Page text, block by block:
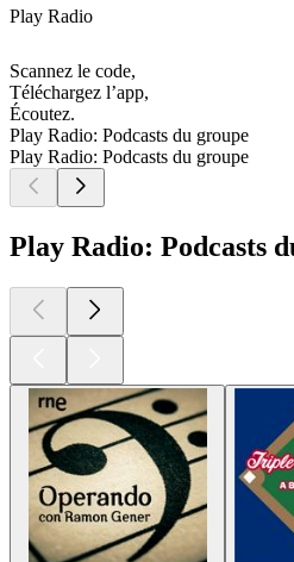
Play Radio
Scannez le code,
Téléchargez l’app,
Écoutez.
Play Radio: Podcasts du groupe
Play Radio: Podcasts du groupe
Play Radio: Podcasts